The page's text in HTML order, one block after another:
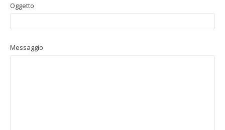
Oggetto
Messaggio